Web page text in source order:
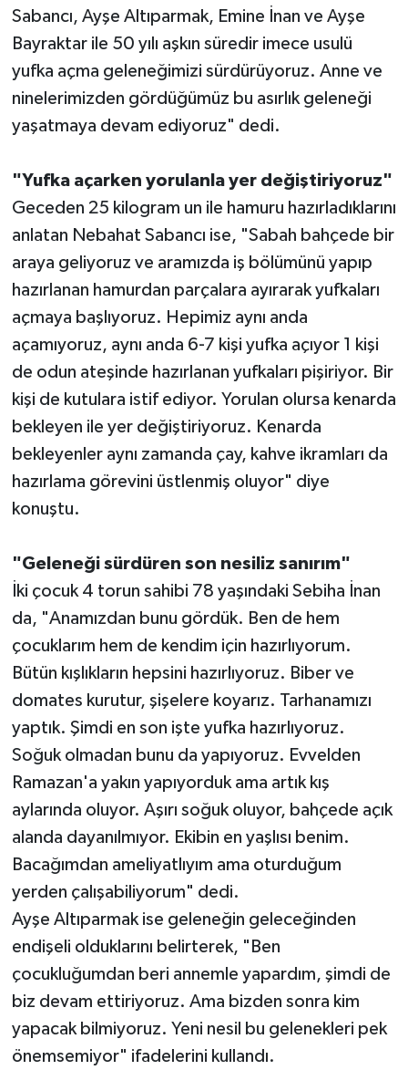
Sabancı, Ayşe Altıparmak, Emine İnan ve Ayşe
Bayraktar ile 50 yılı aşkın süredir imece usulü
yufka açma geleneğimizi sürdürüyoruz. Anne ve
ninelerimizden gördüğümüz bu asırlık geleneği
yaşatmaya devam ediyoruz" dedi.
"Yufka açarken yorulanla yer değiştiriyoruz"
Geceden 25 kilogram un ile hamuru hazırladıklarını
anlatan Nebahat Sabancı ise, "Sabah bahçede bir
araya geliyoruz ve aramızda iş bölümünü yapıp
hazırlanan hamurdan parçalara ayırarak yufkaları
açmaya başlıyoruz. Hepimiz aynı anda
açamıyoruz, aynı anda 6-7 kişi yufka açıyor 1 kişi
de odun ateşinde hazırlanan yufkaları pişiriyor. Bir
kişi de kutulara istif ediyor. Yorulan olursa kenarda
bekleyen ile yer değiştiriyoruz. Kenarda
bekleyenler aynı zamanda çay, kahve ikramları da
hazırlama görevini üstlenmiş oluyor" diye
konuştu.
"Geleneği sürdüren son nesiliz sanırım"
İki çocuk 4 torun sahibi 78 yaşındaki Sebiha İnan
da, "Anamızdan bunu gördük. Ben de hem
çocuklarım hem de kendim için hazırlıyorum.
Bütün kışlıkların hepsini hazırlıyoruz. Biber ve
domates kurutur, şişelere koyarız. Tarhanamızı
yaptık. Şimdi en son işte yufka hazırlıyoruz.
Soğuk olmadan bunu da yapıyoruz. Evvelden
Ramazan'a yakın yapıyorduk ama artık kış
aylarında oluyor. Aşırı soğuk oluyor, bahçede açık
alanda dayanılmıyor. Ekibin en yaşlısı benim.
Bacağımdan ameliyatlıyım ama oturduğum
yerden çalışabiliyorum" dedi.
Ayşe Altıparmak ise geleneğin geleceğinden
endişeli olduklarını belirterek, "Ben
çocukluğumdan beri annemle yapardım, şimdi de
biz devam ettiriyoruz. Ama bizden sonra kim
yapacak bilmiyoruz. Yeni nesil bu gelenekleri pek
önemsemiyor" ifadelerini kullandı.